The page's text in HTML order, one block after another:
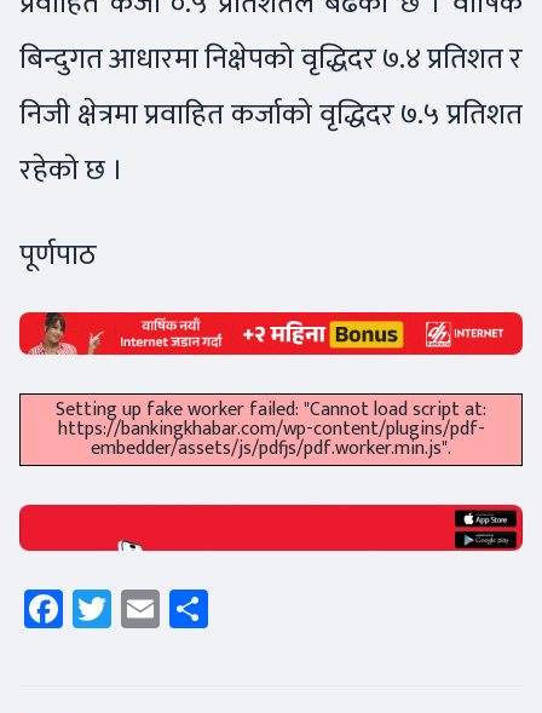
बिन्दुगत आधारमा निक्षेपको वृद्धिदर ७.४ प्रतिशत र
निजी क्षेत्रमा प्रवाहित कर्जाको वृद्धिदर ७.५ प्रतिशत
रहेको छ ।
पूर्णपाठ
Setting up fake worker failed: "Cannot load script at:
https://bankingkhabar.com/wp-content/plugins/pdf-
embedder/assets/js/pdfjs/pdf.worker.min.js".
Facebook
Twitter
Email